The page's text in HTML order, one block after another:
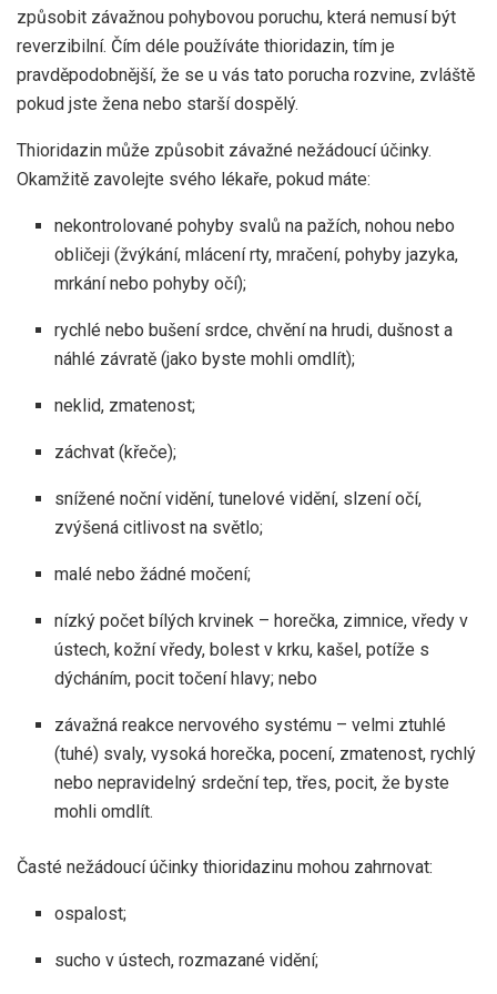
způsobit závažnou pohybovou poruchu, která nemusí být
reverzibilní. Čím déle používáte thioridazin, tím je
pravděpodobnější, že se u vás tato porucha rozvine, zvláště
pokud jste žena nebo starší dospělý.
Thioridazin může způsobit závažné nežádoucí účinky.
Okamžitě zavolejte svého lékaře, pokud máte:
nekontrolované pohyby svalů na pažích, nohou nebo
obličeji (žvýkání, mlácení rty, mračení, pohyby jazyka,
mrkání nebo pohyby očí);
rychlé nebo bušení srdce, chvění na hrudi, dušnost a
náhlé závratě (jako byste mohli omdlít);
neklid, zmatenost;
záchvat (křeče);
snížené noční vidění, tunelové vidění, slzení očí,
zvýšená citlivost na světlo;
malé nebo žádné močení;
nízký počet bílých krvinek – horečka, zimnice, vředy v
ústech, kožní vředy, bolest v krku, kašel, potíže s
dýcháním, pocit točení hlavy; nebo
závažná reakce nervového systému – velmi ztuhlé
(tuhé) svaly, vysoká horečka, pocení, zmatenost, rychlý
nebo nepravidelný srdeční tep, třes, pocit, že byste
mohli omdlít.
Časté nežádoucí účinky thioridazinu mohou zahrnovat:
ospalost;
sucho v ústech, rozmazané vidění;